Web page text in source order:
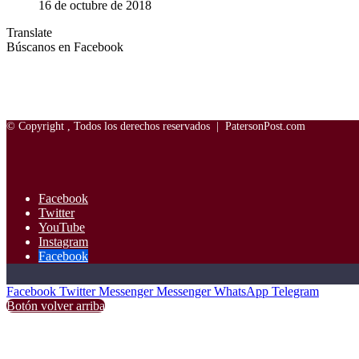
16 de octubre de 2018
Translate
Búscanos en Facebook
© Copyright , Todos los derechos reservados | PatersonPost.com
Facebook
Twitter
YouTube
Instagram
Facebook
Facebook Twitter Messenger Messenger WhatsApp Telegram
Botón volver arriba